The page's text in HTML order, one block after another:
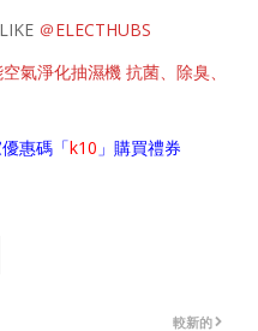
＠ELECTHUBS
氣淨化抽濕機 抗菌、除臭、
惠碼「k10 」購買禮券
較新的